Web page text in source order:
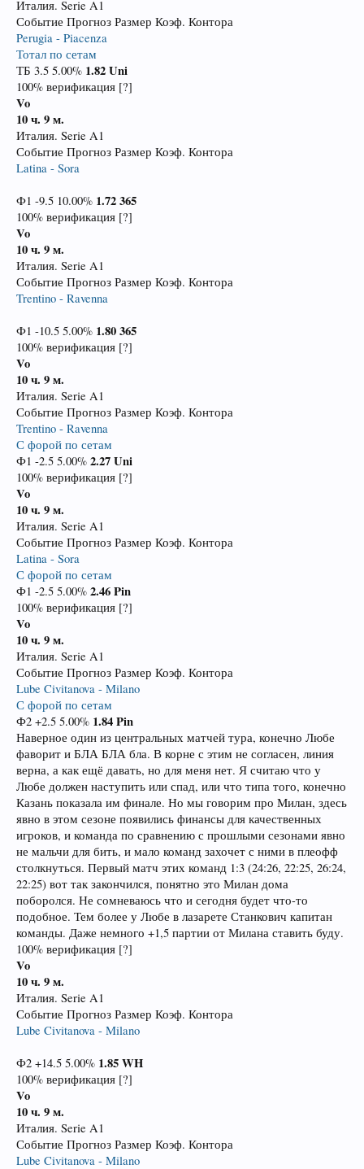
Италия. Serie A1
Событие Прогноз Размер Коэф. Контора
Perugia - Piacenza
Тотал по сетам
ТБ 3.5 5.00% 1.82Uni
100% верификация [?]
Vo
10 ч. 9 м.
Италия. Serie A1
Событие Прогноз Размер Коэф. Контора
Latina - Sora
Ф1 -9.5 10.00% 1.72365
100% верификация [?]
Vo
10 ч. 9 м.
Италия. Serie A1
Событие Прогноз Размер Коэф. Контора
Trentino - Ravenna
Ф1 -10.5 5.00% 1.80365
100% верификация [?]
Vo
10 ч. 9 м.
Италия. Serie A1
Событие Прогноз Размер Коэф. Контора
Trentino - Ravenna
С форой по сетам
Ф1 -2.5 5.00% 2.27Uni
100% верификация [?]
Vo
10 ч. 9 м.
Италия. Serie A1
Событие Прогноз Размер Коэф. Контора
Latina - Sora
С форой по сетам
Ф1 -2.5 5.00% 2.46Pin
100% верификация [?]
Vo
10 ч. 9 м.
Италия. Serie A1
Событие Прогноз Размер Коэф. Контора
Lube Civitanova - Milano
С форой по сетам
Ф2 +2.5 5.00% 1.84Pin
Наверное один из центральных матчей тура, конечно Любе
фаворит и БЛА БЛА бла. В корне с этим не согласен, линия
верна, а как ещё давать, но для меня нет. Я считаю что у
Любе должен наступить или спад, или что типа того, конечно
Казань показала им финале. Но мы говорим про Милан, здесь
явно в этом сезоне появились финансы для качественных
игроков, и команда по сравнению с прошлыми сезонами явно
не мальчи для бить, и мало команд захочет с ними в плеофф
столкнуться. Первый матч этих команд 1:3 (24:26, 22:25, 26:24,
22:25) вот так закончился, понятно это Милан дома
поборолся. Не сомневаюсь что и сегодня будет что-то
подобное. Тем более у Любе в лазарете Станкович капитан
команды. Даже немного +1,5 партии от Милана ставить буду.
100% верификация [?]
Vo
10 ч. 9 м.
Италия. Serie A1
Событие Прогноз Размер Коэф. Контора
Lube Civitanova - Milano
Ф2 +14.5 5.00% 1.85WH
100% верификация [?]
Vo
10 ч. 9 м.
Италия. Serie A1
Событие Прогноз Размер Коэф. Контора
Lube Civitanova - Milano